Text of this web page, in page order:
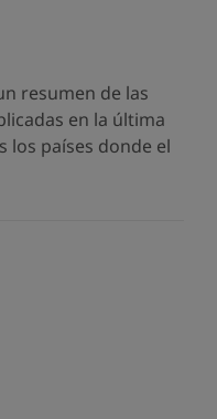
resumen de las
en la última
los países donde el